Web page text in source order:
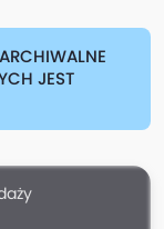
JEST